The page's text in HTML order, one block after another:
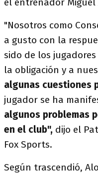
"Nosotros como
a gusto con la
sido de los
la obligación y a
algunas cuestiones
jugador se ha
algunos problemas
en el club", dijo el
Fox Sports.
Según trascendió,